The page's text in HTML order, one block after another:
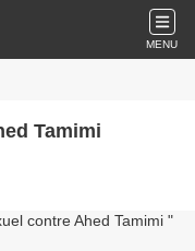
MENU
Tamimi